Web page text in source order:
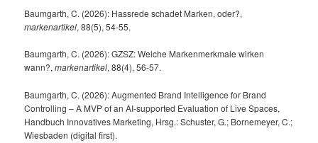
Baumgarth, C. (2026): Hassrede schadet Marken, oder?,
markenartikel, 88(5), 54-55.
Baumgarth, C. (2026): GZSZ: Welche Markenmerkmale wirken
wann?,markenartikel, 88(4), 56-57.
Baumgarth, C. (2026): Augmented Brand Intelligence for Brand
Controlling – A MVP of an AI-supported Evaluation of Live Spaces,
Handbuch Innovatives Marketing, Hrsg.: Schuster, G.; Bornemeyer, C.;
Wiesbaden (digital first).